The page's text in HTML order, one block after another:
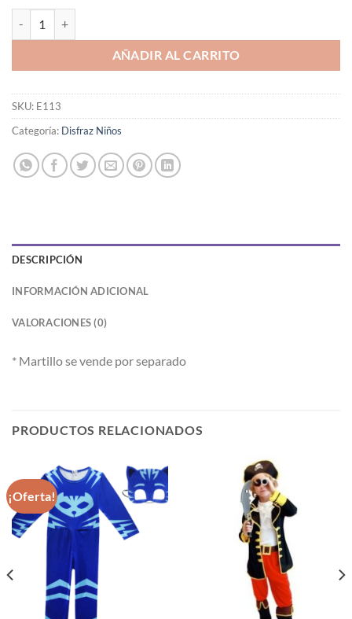
AÑADIR AL CARRITO
SKU: E113
Categoría: Disfraz Niños
DESCRIPCIÓN
INFORMACIÓN ADICIONAL
VALORACIONES (0)
* Martillo se vende por separado
PRODUCTOS RELACIONADOS
¡Oferta!